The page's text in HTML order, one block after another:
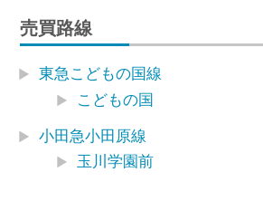
売買路線
東急こどもの国線
こどもの国
小田急小田原線
玉川学園前